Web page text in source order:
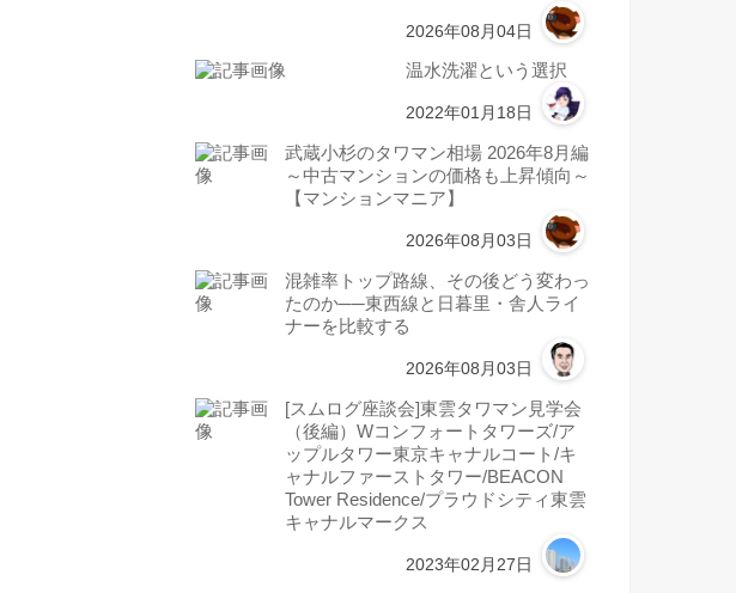
2026年08月04日
温水洗濯という選択
2022年01月18日
武蔵小杉のタワマン相場 2026年8月編
～中古マンションの価格も上昇傾向～
【マンションマニア】
2026年08月03日
混雑率トップ路線、その後どう変わっ
たのか──東西線と日暮里・舎人ライ
ナーを比較する
2026年08月03日
[スムログ座談会]東雲タワマン見学会
（後編）Wコンフォートタワーズ/ア
ップルタワー東京キャナルコート/キ
ャナルファーストタワー/BEACON
Tower Residence/プラウドシティ東雲
キャナルマークス
2023年02月27日